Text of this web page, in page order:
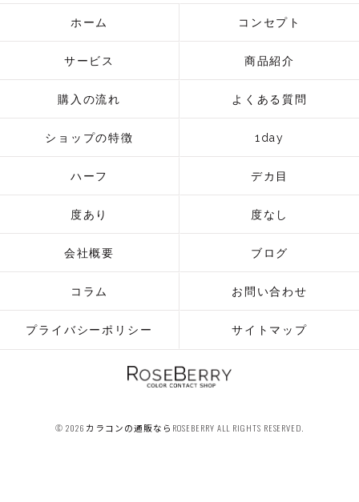
ホーム コンセプト
サービス 商品紹介
購入の流れ よくある質問
ショップの特徴 1day
ハーフ デカ目
度あり 度なし
会社概要 ブログ
コラム お問い合わせ
プライバシーポリシー サイトマップ
© 2026 カラコンの通販ならROSEBERRY ALL RIGHTS RESERVED.